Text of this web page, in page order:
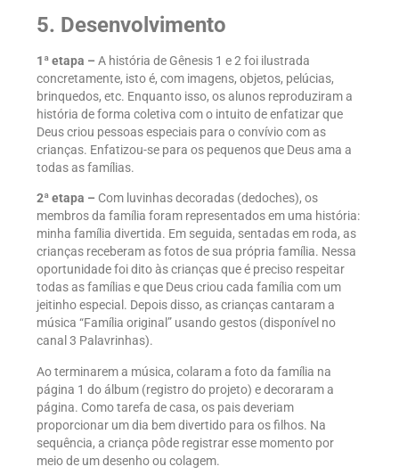
5. Desenvolvimento
1ª etapa – A história de Gênesis 1 e 2 foi ilustrada
concretamente, isto é, com imagens, objetos, pelúcias,
brinquedos, etc. Enquanto isso, os alunos reproduziram a
história de forma coletiva com o intuito de enfatizar que
Deus criou pessoas especiais para o convívio com as
crianças. Enfatizou-se para os pequenos que Deus ama a
todas as famílias.
2ª etapa – Com luvinhas decoradas (dedoches), os
membros da família foram representados em uma história:
minha família divertida. Em seguida, sentadas em roda, as
crianças receberam as fotos de sua própria família. Nessa
oportunidade foi dito às crianças que é preciso respeitar
todas as famílias e que Deus criou cada família com um
jeitinho especial. Depois disso, as crianças cantaram a
música “Família original” usando gestos (disponível no
canal 3 Palavrinhas).
Ao terminarem a música, colaram a foto da família na
página 1 do álbum (registro do projeto) e decoraram a
página. Como tarefa de casa, os pais deveriam
proporcionar um dia bem divertido para os filhos. Na
sequência, a criança pôde registrar esse momento por
meio de um desenho ou colagem.